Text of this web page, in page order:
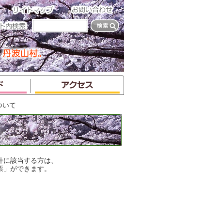
いて
該当する方は、
ができます。